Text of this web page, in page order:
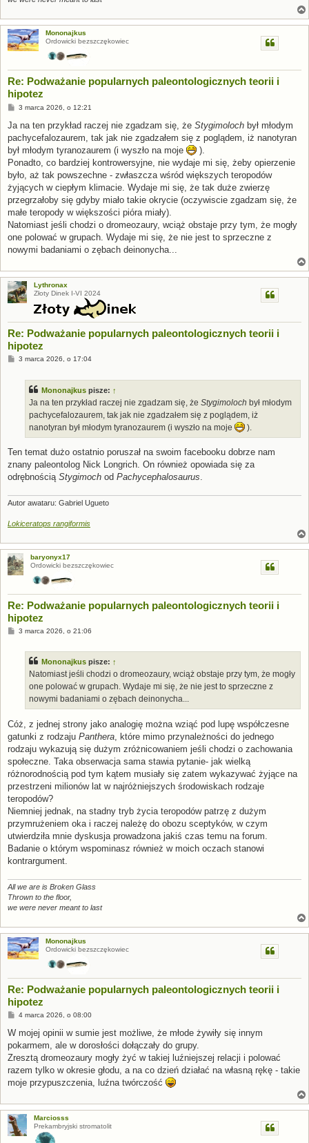
Mononajkus
Ordowicki bezszczękowiec
Re: Podważanie popularnych paleontologicznych teorii i
hipotez
P
s
3 marca 2026, o 12:21
Ja na ten przykład raczej nie zgadzam się, że Stygimoloch był młodym
pachycefalozaurem, tak jak nie zgadzałem się z poglądem, iż nanotyran
był młodym tyranozaurem (i wyszło na moje
).
Ponadto, co bardziej kontrowersyjne, nie wydaje mi się, żeby opierzenie
było, aż tak powszechne - zwłaszcza wśród większych teropodów
żyjących w ciepłym klimacie. Wydaje mi się, że tak duże zwierzę
przegrzałoby się gdyby miało takie okrycie (oczywiscie zgadzam się, że
małe teropody w większości pióra miały).
Natomiast jeśli chodzi o dromeozaury, wciąż obstaje przy tym, że mogły
one polować w grupach. Wydaje mi się, że nie jest to sprzeczne z
nowymi badaniami o zębach deinonycha...
Lythronax
Złoty Dinek I-VI 2024
Re: Podważanie popularnych paleontologicznych teorii i
hipotez
P3 marca 2026, o 17:04
Mononajkus pisze: ↑
Ja na ten przykład raczej nie zgadzam się, że Stygimoloch był młodym
pachycefalozaurem, tak jak nie zgadzałem się z poglądem, iż
nanotyran był młodym tyranozaurem (i wyszło na moje
).
Ten temat dużo ostatnio poruszał na swoim facebooku dobrze nam
znany paleontolog Nick Longrich. On również opowiada się za
odrębnością Stygimoch od Pachycephalosaurus
Autor awataru: Gabriel Ugueto
Lokiceratops rangiformis
baryonyx17
Ordowicki bezszczękowiec
Re: Podważanie popularnych paleontologicznych teorii i
hipotez
P3 marca 2026, o 21:06
Mononajkus pisze: ↑
Natomiast jeśli chodzi o dromeozaury, wciąż obstaje przy tym, że mogły
one polować w grupach. Wydaje mi się, że nie jest to sprzeczne z
nowymi badaniami o zębach deinonycha...
Cóż, z jednej strony jako analogię można wziąć pod lupę współczesne
gatunki z rodzaju Panthera , które mimo przynależności do jednego
rodzaju wykazują się dużym zróżnicowaniem jeśli chodzi o zachowania
społeczne. Taka obserwacja sama stawia pytanie- jak wielką
różnorodnością pod tym kątem musiały się zatem wykazywać żyjące na
przestrzeni milionów lat w najróżniejszych środowiskach rodzaje
teropodów?
Niemniej jednak, na stadny tryb życia teropodów patrzę z dużym
przymrużeniem oka i raczej należę do obozu sceptyków, w czym
utwierdziła mnie dyskusja prowadzona jakiś czas temu na forum.
Badanie o którym wspominasz również w moich oczach stanowi
kontrargument.
All we are is Broken Glass
Thrown to the floor,
we were never meant to last
Mononajkus
Ordowicki bezszczękowiec
Re: Podważanie popularnych paleontologicznych teorii i
hipotez
P
s
4 marca 2026, o 08:00
W mojej opinii w sumie jest możliwe, że młode żywiły się innym
pokarmem, ale w dorosłości dołączały do grupy.
Zresztą dromeozaury mogły żyć w takiej luźniejszej relacji i polować
razem tylko w okresie głodu, a na co dzień działać na własną rękę - takie
moje przypuszczenia, luźna twórczość
Marciosss
Prekambryjski stromatolit